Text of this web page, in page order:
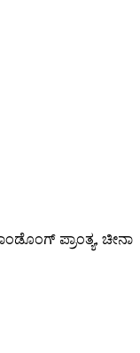
ಪ್ರಾಂತ್ಯ, ಚೀನಾ